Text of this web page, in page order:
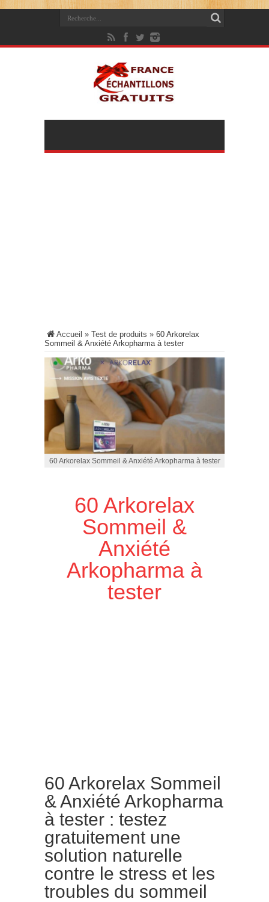
Accueil » Test de produits » 60 Arkorelax
Sommeil & Anxiété Arkopharma à tester
60 Arkorelax Sommeil & Anxiété Arkopharma à tester
60 Arkorelax
Sommeil &
Anxiété
Arkopharma à
tester
60 Arkorelax Sommeil
& Anxiété Arkopharma
à tester : testez
gratuitement une
solution naturelle
contre le stress et les
troubles du sommeil